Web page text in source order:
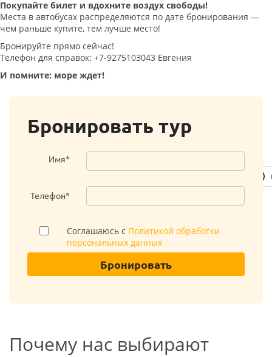
Покупайте билет и вдохните воздух свободы!
Места в автобусах распределяются по дате бронирования —
чем раньше купите, тем лучше место!
Бронируйте прямо сейчас!
Телефон для справок: +7-9275103043 Евгения
И помните: море ждет!
Бронировать тур
Имя*
Телефон*
Соглашаюсь с Политикой обработки
персональных данных
Бронировать
Почему нас выбирают